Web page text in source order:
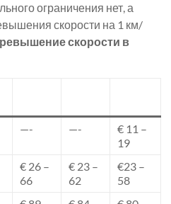
ограничения нет, а
скорости на 1 км/
скорости в
—- —-
€ 11 –
19
€ 26 –
66
€ 23 –
62
€23 –
58